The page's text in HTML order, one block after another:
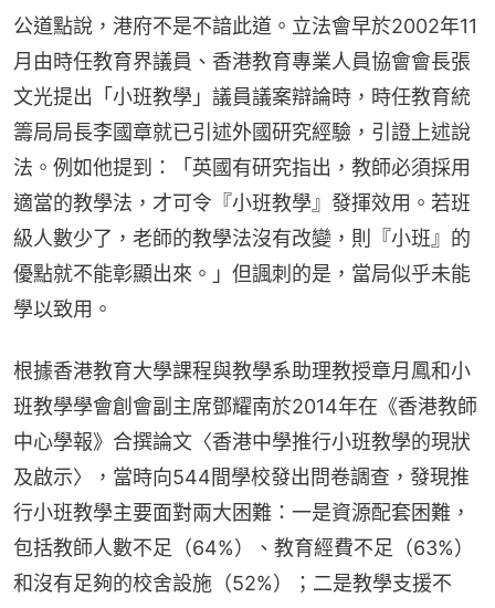
公道點說，港府不是不諳此道。立法會早於2002年11
月由時任教育界議員、香港教育專業人員協會會長張
文光提出「小班教學」議員議案辯論時，時任教育統
籌局局長李國章就已引述外國研究經驗，引證上述說
法。例如他提到：「英國有研究指出，教師必須採用
適當的教學法，才可令『小班教學』發揮效用。若班
級人數少了，老師的教學法沒有改變，則『小班』的
優點就不能彰顯出來。」但諷刺的是，當局似乎未能
學以致用。
根據香港教育大學課程與教學系助理教授章月鳳和小
班教學學會創會副主席鄧耀南於2014年在《香港教師
中心學報》合撰論文〈香港中學推行小班教學的現狀
及啟示〉，當時向544間學校發出問卷調查，發現推
行小班教學主要面對兩大困難：一是資源配套困難，
包括教師人數不足（64%）、教育經費不足（63%）
和沒有足夠的校舍設施（52%）；二是教學支援不